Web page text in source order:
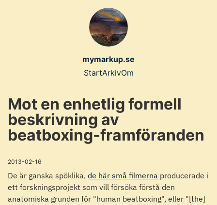
mymarkup.se
Top
navigation
menu
StartArkivOm
Mot en enhetlig formell
beskrivning av
beatboxing-framföranden
2013-02-16
De är ganska spöklika, de här små filmerna producerade i
ett forskningsprojekt som vill försöka förstå den
anatomiska grunden för "human beatboxing", eller "[the]